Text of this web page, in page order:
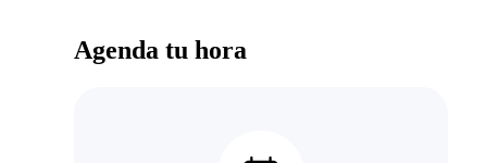
Agenda tu hora